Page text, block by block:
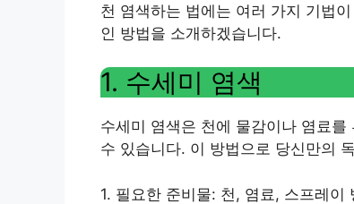
천 염색하는 법에는 여러 가지 기법
인 방법을 소개하겠습니다.
1. 수세미 염색
수세미 염색은 천에 물감이나 염료
수 있습니다. 이 방법으로 당신만의
1. 필요한 준비물: 천, 염료, 스프레이